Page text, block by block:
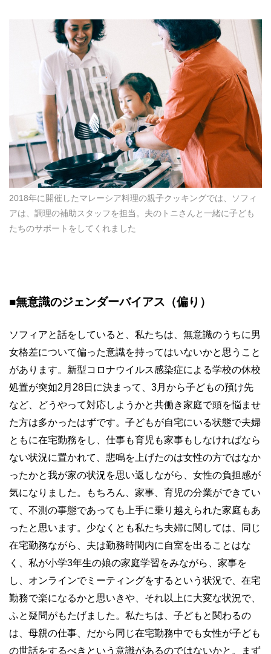
2018年に開催したマレーシア料理の親子クッキングでは、ソフィ
アは、調理の補助スタッフを担当。夫のトニさんと一緒に子ども
たちのサポートをしてくれました
■無意識のジェンダーバイアス（偏り）
ソフィアと話をしていると、私たちは、無意識のうちに男
女格差について偏った意識を持ってはいないかと思うこと
があります。新型コロナウイルス感染症による学校の休校
処置が突如2月28日に決まって、3月から子どもの預け先
など、どうやって対応しようかと共働き家庭で頭を悩ませ
た方は多かったはずです。子どもが自宅にいる状態で夫婦
ともに在宅勤務をし、仕事も育児も家事もしなければなら
ない状況に置かれて、悲鳴を上げたのは女性の方ではなか
ったかと我が家の状況を思い返しながら、女性の負担感が
気になりました。もちろん、家事、育児の分業ができてい
て、不測の事態であっても上手に乗り越えられた家庭もあ
ったと思います。少なくとも私たち夫婦に関しては、同じ
在宅勤務ながら、夫は勤務時間内に自室を出ることはな
く、私が小学3年生の娘の家庭学習をみながら、家事を
し、オンラインでミーティングをするという状況で、在宅
勤務で楽になるかと思いきや、それ以上に大変な状況で、
ふと疑問がもたげました。私たちは、子どもと関わるの
は、母親の仕事、だから同じ在宅勤務中でも女性が子ども
の世話をするべきという意識があるのではないかと。まず